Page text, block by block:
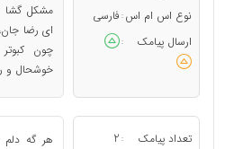
نوع اس ام اس : فارسی
ارسال پیامک
:
مشکل گشا
ای رضا
چون
خوشحال و
تعداد پیامک :
2
هر گه